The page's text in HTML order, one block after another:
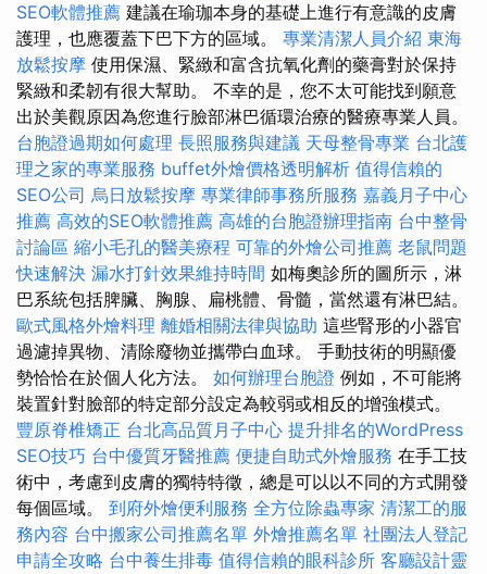
SEO軟體推薦 建議在瑜珈本身的基礎上進行有意識的皮膚
護理，也應覆蓋下巴下方的區域。 專業清潔人員介紹 東海
放鬆按摩 使用保濕、緊緻和富含抗氧化劑的藥膏對於保持
緊緻和柔韌有很大幫助。 不幸的是，您不太可能找到願意
出於美觀原因為您進行臉部淋巴循環治療的醫療專業人員。
台胞證過期如何處理 長照服務與建議 天母整骨專業 台北護
理之家的專業服務 buffet外燴價格透明解析 值得信賴的
SEO公司 烏日放鬆按摩 專業律師事務所服務 嘉義月子中心
推薦 高效的SEO軟體推薦 高雄的台胞證辦理指南 台中整骨
討論區 縮小毛孔的醫美療程 可靠的外燴公司推薦 老鼠問題
快速解決 漏水打針效果維持時間 如梅奧診所的圖所示，淋
巴系統包括脾臟、胸腺、扁桃體、骨髓，當然還有淋巴結。
歐式風格外燴料理 離婚相關法律與協助 這些腎形的小器官
過濾掉異物、清除廢物並攜帶白血球。 手動技術的明顯優
勢恰恰在於個人化方法。 如何辦理台胞證 例如，不可能將
裝置針對臉部的特定部分設定為較弱或相反的增強模式。
豐原脊椎矯正 台北高品質月子中心 提升排名的WordPress
SEO技巧 台中優質牙醫推薦 便捷自助式外燴服務 在手工技
術中，考慮到皮膚的獨特特徵，總是可以以不同的方式開發
每個區域。 到府外燴便利服務 全方位除蟲專家 清潔工的服
務內容 台中搬家公司推薦名單 外燴推薦名單 社團法人登記
申請全攻略 台中養生排毒 值得信賴的眼科診所 客廳設計靈